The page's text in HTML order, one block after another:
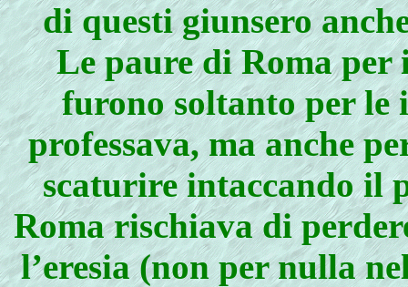
di questi giunsero
Le paure di Roma per
furono soltanto per le
professava, ma anche
scaturire intaccando il
Roma rischiava di
l’eresia (non per nulla